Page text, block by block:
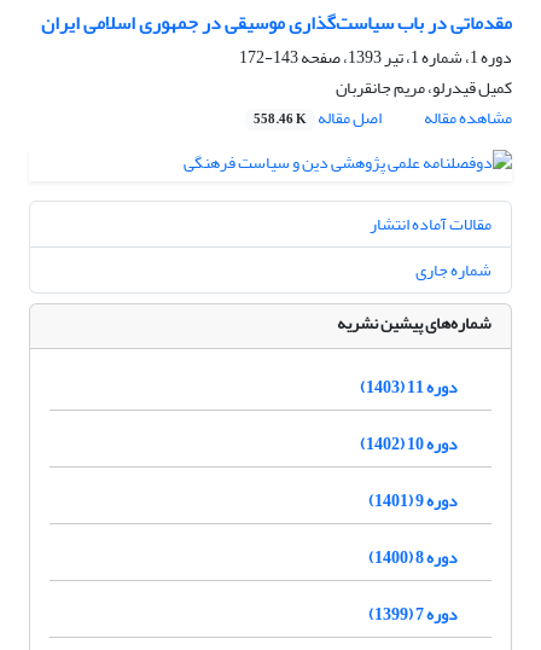
مقدماتی در باب سیاست‌گذاری موسیقی در جمهوری اسلامی ایران
دوره 1، شماره 1، تیر 1393، صفحه
143-172
کمیل قیدرلو، مریم جانقربان
مشاهده مقاله
اصل مقاله 558.46 K
مقالات آماده انتشار
شماره جاری
شماره‌های پیشین نشریه
دوره 11 (1403)
دوره 10 (1402)
دوره 9 (1401)
دوره 8 (1400)
دوره 7 (1399)